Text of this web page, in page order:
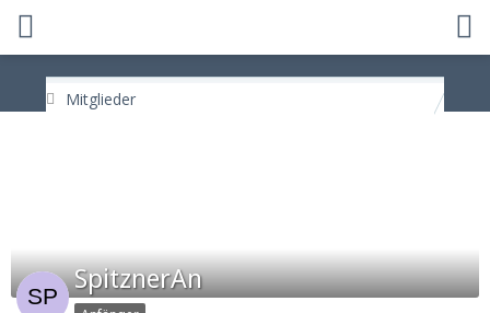
Mitglieder
SpitznerAn